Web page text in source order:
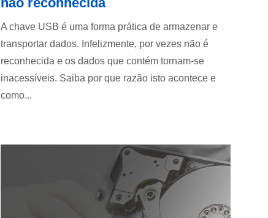
A chave USB é uma forma prática de armazenar e
transportar dados. Infelizmente, por vezes não é
reconhecida e os dados que contém tornam-se
inacessíveis. Saiba por que razão isto acontece e
como...